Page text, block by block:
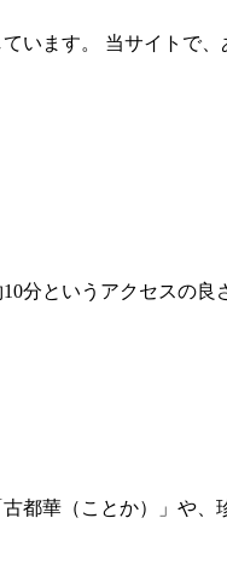
ます。 当サイトで
分というアクセスの
都華（ことか）」や